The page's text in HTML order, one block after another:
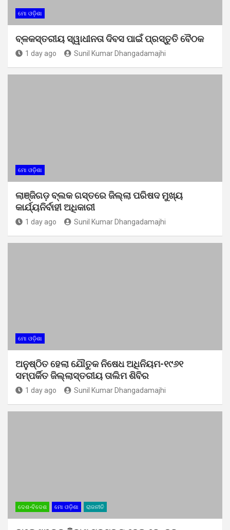
ମୋ ଓଡ଼ିଶା
ବ୍ଳକସ୍ତରୀୟ ସ୍ୱାଧୀନତା ଦିବସ ପାଇଁ ପ୍ରସ୍ତୁତି ବୈଠକ
1 day ago Sunil Kumar Dhangadamajhi
ମୋ ଓଡ଼ିଶା
ଲାଞ୍ଜିଗଡ଼ ବ୍ଲକ ଗସ୍ତରେ ଜିଲ୍ଲା ପରିଷଦ ମୁଖ୍ୟ
କାର୍ଯ୍ୟନିର୍ବାହୀ ଅଧିକାରୀ
1 day ago Sunil Kumar Dhangadamajhi
ମୋ ଓଡ଼ିଶା
ଅନୁଷ୍ଠିତ ହେଲା ଯୌତୁକ ନିଷେଧ ଅଧିନିୟମ-୧୯୬୧
ସମ୍ପର୍କିତ ଜିଲ୍ଲାସ୍ତରୀୟ ତାଲିମ ଶିବିର
1 day ago Sunil Kumar Dhangadamajhi
ଦେଶ-ବିଦେଶ ମୋ ଓଡ଼ିଶା ରାଜନୀତି